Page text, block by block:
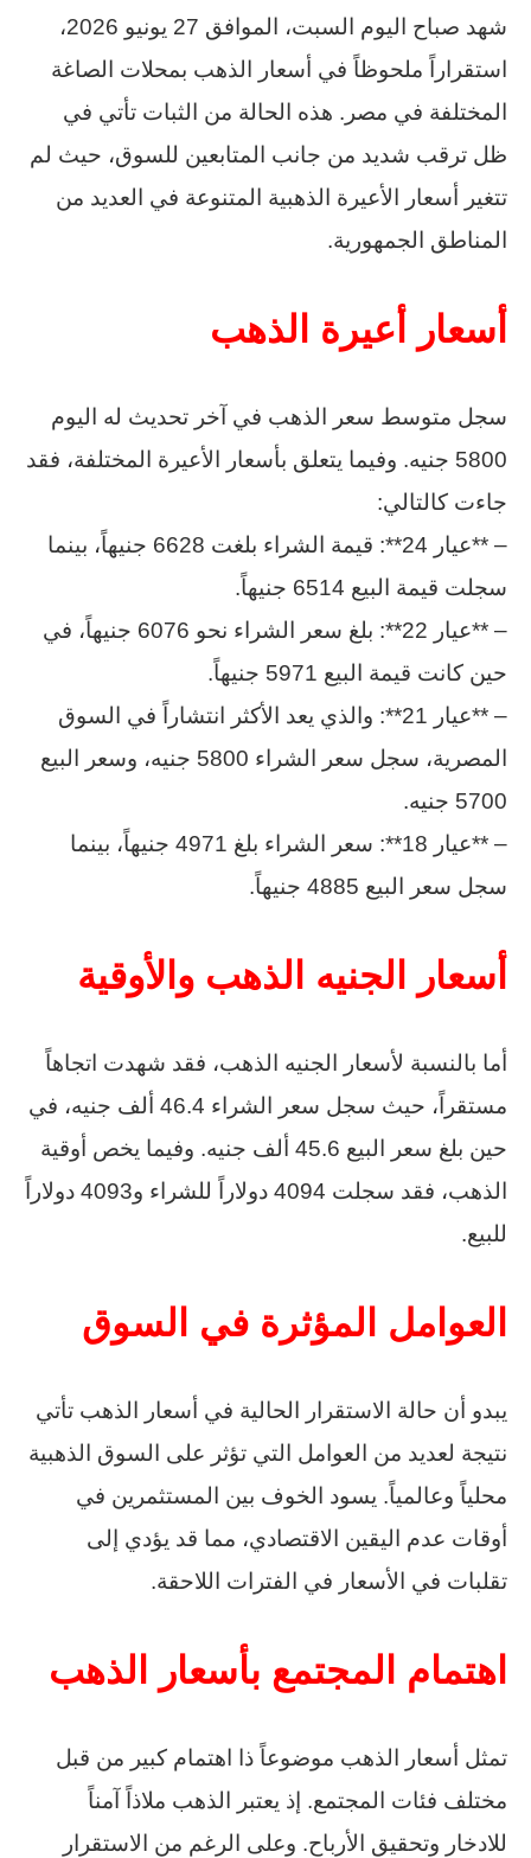
شهد صباح اليوم السبت، الموافق 27 يونيو 2026،
استقراراً ملحوظاً في أسعار الذهب بمحلات الصاغة
المختلفة في مصر. هذه الحالة من الثبات تأتي في
ظل ترقب شديد من جانب المتابعين للسوق، حيث لم
تتغير أسعار الأعيرة الذهبية المتنوعة في العديد من
المناطق الجمهورية.
أسعار أعيرة الذهب
سجل متوسط سعر الذهب في آخر تحديث له اليوم
5800 جنيه. وفيما يتعلق بأسعار الأعيرة المختلفة، فقد
جاءت كالتالي:
– **عيار 24**: قيمة الشراء بلغت 6628 جنيهاً، بينما
سجلت قيمة البيع 6514 جنيهاً.
– **عيار 22**: بلغ سعر الشراء نحو 6076 جنيهاً، في
حين كانت قيمة البيع 5971 جنيهاً.
– **عيار 21**: والذي يعد الأكثر انتشاراً في السوق
المصرية، سجل سعر الشراء 5800 جنيه، وسعر البيع
5700 جنيه.
– **عيار 18**: سعر الشراء بلغ 4971 جنيهاً، بينما
سجل سعر البيع 4885 جنيهاً.
أسعار الجنيه الذهب والأوقية
أما بالنسبة لأسعار الجنيه الذهب، فقد شهدت اتجاهاً
مستقراً، حيث سجل سعر الشراء 46.4 ألف جنيه، في
حين بلغ سعر البيع 45.6 ألف جنيه. وفيما يخص أوقية
الذهب، فقد سجلت 4094 دولاراً للشراء و4093 دولاراً
للبيع.
العوامل المؤثرة في السوق
يبدو أن حالة الاستقرار الحالية في أسعار الذهب تأتي
نتيجة لعديد من العوامل التي تؤثر على السوق الذهبية
محلياً وعالمياً. يسود الخوف بين المستثمرين في
أوقات عدم اليقين الاقتصادي، مما قد يؤدي إلى
تقلبات في الأسعار في الفترات اللاحقة.
اهتمام المجتمع بأسعار الذهب
تمثل أسعار الذهب موضوعاً ذا اهتمام كبير من قبل
مختلف فئات المجتمع. إذ يعتبر الذهب ملاذاً آمناً
للادخار وتحقيق الأرباح. وعلى الرغم من الاستقرار